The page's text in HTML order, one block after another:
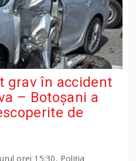
grav în accident
– Botoșani a
de
orei 15:30, Poliția